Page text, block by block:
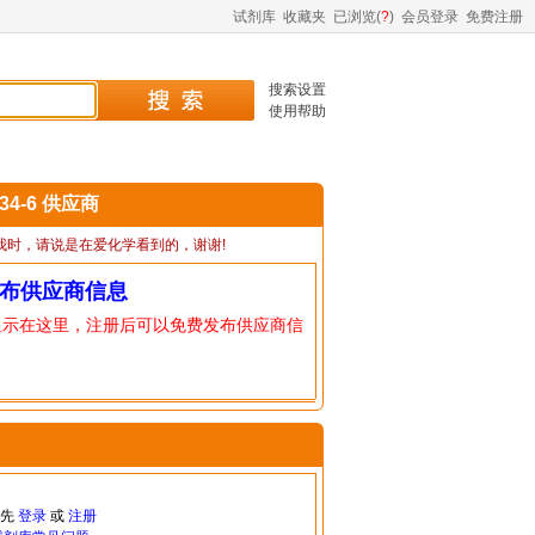
试剂库 收藏夹 已浏览(?) 会员登录 免费注册
搜索设置
使用帮助
6 供应商
时，请说是在爱化学看到的，谢谢!
供应商信息
在这里，注册后可以免费发布供应商信
登录或 注册